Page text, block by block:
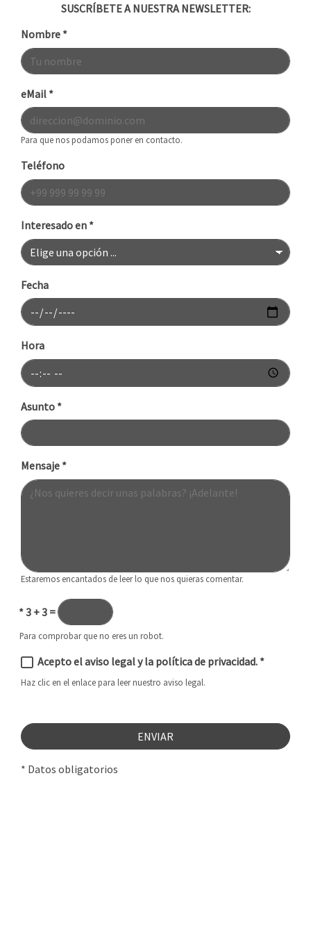
SUSCRÍBETE A NUESTRA NEWSLETTER:
Nombre *
eMail *
Para que nos podamos poner en contacto.
Teléfono
Interesado en *
Fecha
Hora
Asunto *
Mensaje *
Estaremos encantados de leer lo que nos quieras comentar.
*3 + 3 =
Para comprobar que no eres un robot.
Acepto el aviso legal y la política de privacidad. *
Haz clic en el enlace para leer nuestro aviso legal.
ENVIAR
* Datos obligatorios